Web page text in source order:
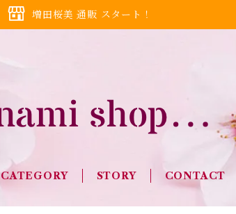
増田桜美 通販 スタート！
CATEGORY STORY CONTACT